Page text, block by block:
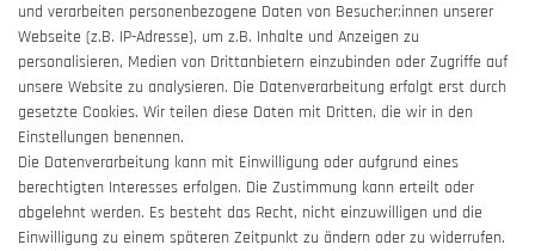
Impressum
Barrierefreiheitserklärung
Vertrag widerrufen
und verarbeiten personenbezogene Daten von Besucher:innen unserer
Webseite (z.B. IP-Adresse), um z.B. Inhalte und Anzeigen zu
personalisieren, Medien von Drittanbietern einzubinden oder Zugriffe auf
unsere Website zu analysieren. Die Datenverarbeitung erfolgt erst durch
gesetzte Cookies. Wir teilen diese Daten mit Dritten, die wir in den
Einstellungen benennen.
Die Datenverarbeitung kann mit Einwilligung oder aufgrund eines
berechtigten Interesses erfolgen. Die Zustimmung kann erteilt oder
abgelehnt werden. Es besteht das Recht, nicht einzuwilligen und die
Einwilligung zu einem späteren Zeitpunkt zu ändern oder zu widerrufen.